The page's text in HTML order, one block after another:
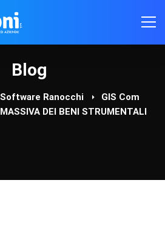
Blog
Software Ranocchi
GIS Com
DEI BENI STRUMENTALI